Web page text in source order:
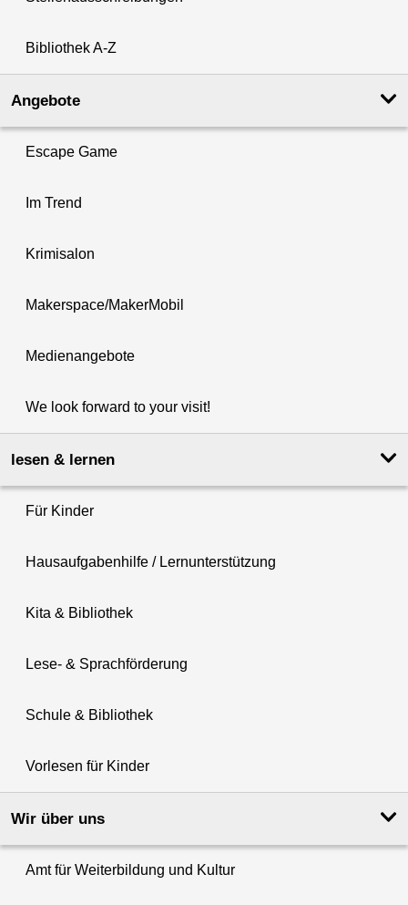
Bibliothek A-Z
Angebote
Escape Game
Im Trend
Krimisalon
Makerspace/MakerMobil
Medienangebote
We look forward to your visit!
lesen & lernen
Für Kinder
Hausaufgabenhilfe / Lernunterstützung
Kita & Bibliothek
Lese- & Sprachförderung
Schule & Bibliothek
Vorlesen für Kinder
Wir über uns
Amt für Weiterbildung und Kultur